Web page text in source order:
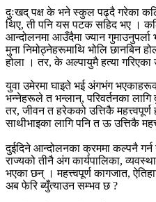
दुःखद् पक्ष के भने स्कुल पढ्दै गरेका
थिए, ती पनि यस पटक सहिद भए ।
आन्दोलनमा आउँदैमा ज्यान गुमाउनुपर्ला
मुना निमोठ्नेहरूमाथि भोलि छानबिन
होला । तर, के अल्पायुमै हत्या
युवा उमेरमा घाइते भई अंगभंग
भन्नेहरूले त भन्लान्, परिवर्तनका लागि
तर, जीवन त हरेकको उत्तिकै
साथीभाइका लागि पनि त ऊ उत्तिकै
दुईदिने आन्दोलनका क्रममा कल्पनै
राज्यको तीनै अंग कार्यपालिका,
भएका छन् । महत्त्वपूर्ण कागजात,
अब फेरि ब्युँत्याउन सम्भव छ ?